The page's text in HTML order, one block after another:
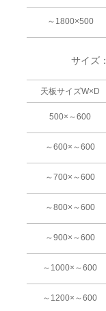
～1800×500
サイズ：
天板サイズW×D
500×～600
～600×～600
～700×～600
～800×～600
～900×～600
～1000×～600
～1200×～600